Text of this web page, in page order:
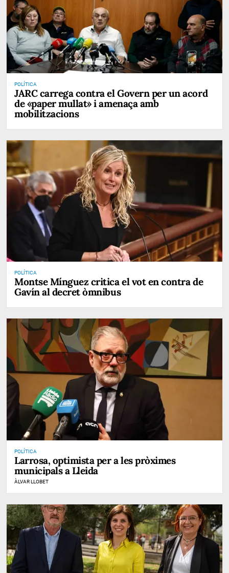
POLÍTICA
JARC carrega contra el Govern per un acord
de «paper mullat» i amenaça amb
mobilitzacions
POLÍTICA
Montse Mínguez critica el vot en contra de
Gavín al decret òmnibus
POLÍTICA
Larrosa, optimista per a les pròximes
municipals a Lleida
ÀLVAR LLOBET